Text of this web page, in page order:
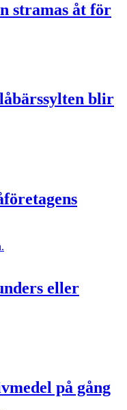
stramas åt för
blir
eller
på gång